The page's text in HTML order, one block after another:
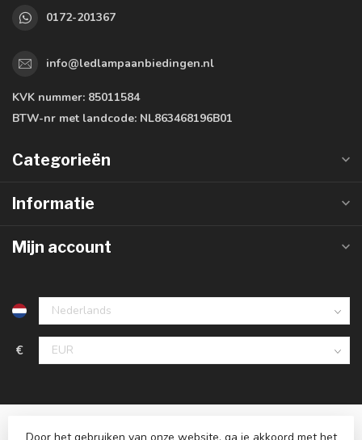
0172-201367
info@ledlampaanbiedingen.nl
KVK nummer: 85011584
BTW-nr met landcode: NL863468196B01
Categorieën
Informatie
Mijn account
€